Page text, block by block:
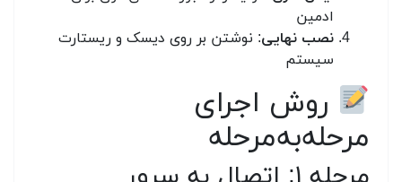
ادمین
نصب نهایی: نوشتن بر روی دیسک و ریستارت
سیستم
روش اجرای
مرحله‌به‌مرحله